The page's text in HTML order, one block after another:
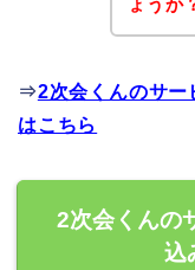
ょうか
⇒2次会くんのサー
はこちら
2次会くんの
込